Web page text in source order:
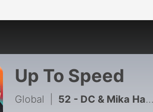
Up To Speed
Global 52 - DC & Mika Hakkinen reunited! Do McLaren's most iconic duo think Max Verstappen should move?